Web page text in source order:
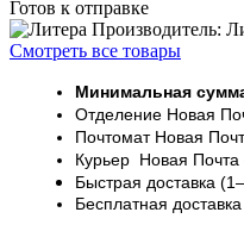
Готов к отправке
Производитель:
Смотреть все товары
Минимальная
Отделение Новая
ПочтоматНовая
Курьер Новая Почта
Быстрая доставка
Бесплатная доставка